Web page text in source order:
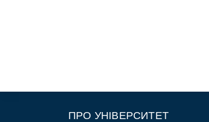
ПРО УНІВЕРСИТЕТ